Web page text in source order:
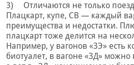
3) Отличаются не только
Плацкарт, купе, СВ — каждый
преимущества и недостатки.
плацкарт тоже делится на
Например, у вагонов «3Э» есть
биотуалет, в вагоне «3Д»